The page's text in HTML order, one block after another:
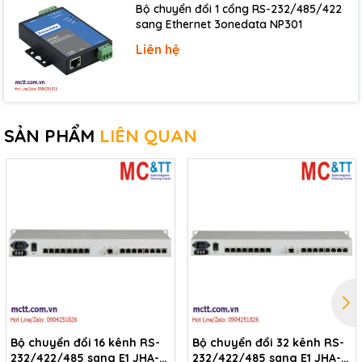
Baud
Rate
115200 bps Max.
Bias
Resistor
Yes, 1 KΩ
and 2 stop bits on COM1/COM2.
Data Bit
7, 8: for COM1 and COM2
5, 6, 7, 8: for COM3
Address
254 (max.)
MDI/MDI-X, LED indicator)
Power
Consumption
2.0 W
Bộ chuyển đổi 1 cổng RS-232/485/422
sang Ethernet 3onedata NP301
Liên hệ
SẢN PHẨM LIÊN QUAN
Bộ chuyển đổi 16 kênh RS-
232/422/485 sang E1 JHA-
Bộ chuyển đổi 32 kênh RS-
232/422/485 sang E1 JHA-